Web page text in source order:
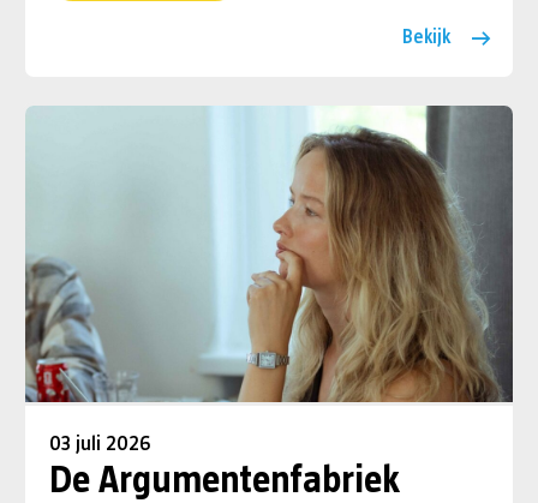
Bekijk
03 juli 2026
De Argumentenfabriek